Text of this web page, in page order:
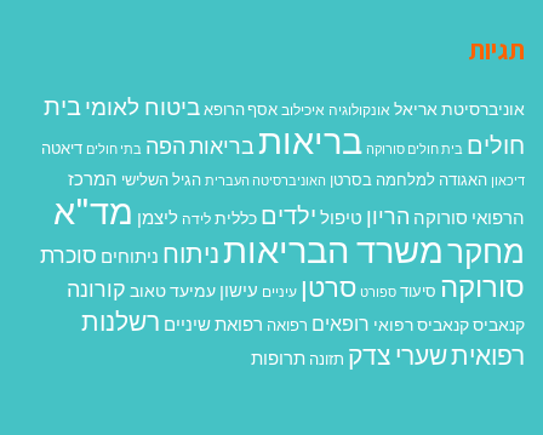
תגיות
אוניברסיטת אריאל אונקולוגיה איכילוב אסף הרופא ביטוח לאומי בית
חולים בית חולים סורוקה בריאות בריאות הפה בתי חולים דיאטה
דיכאון האגודה למלחמה בסרטן האוניברסיטה העברית הגיל השלישי המרכז
הרפואי סורוקה הריון טיפול ילדים כללית לידה ליצמן מד"א
מחקרמשרד הבריאות ניתוח ניתוחים סוכרת
סורוקה סיעוד ספורט סרטן עיניים עישון עמיעד טאוב קורונה
קנאביסקנאביס רפואי רופאים רפואה רפואת שיניים רשלנות
רפואיתשערי צדק תזונה תרופות